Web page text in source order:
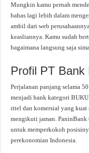
Mungkin kamu pernah
bahas lagi lebih dalam
ambil dari web
keasliannya. Kamu sudah
bagaimana langsung saja
Profil PT Bank
Perjalanan panjang selama
menjadi bank kategori BUKU
ritel dan komersial yang
mengikuti jaman. PaninBank
untuk memperkokoh
perekonomian Indonesia.